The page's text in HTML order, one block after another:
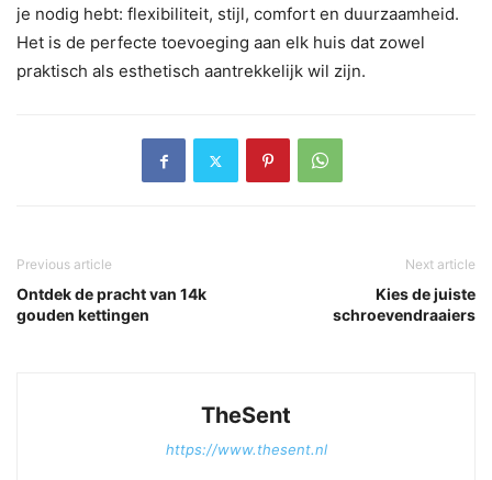
je nodig hebt: flexibiliteit, stijl, comfort en duurzaamheid.
Het is de perfecte toevoeging aan elk huis dat zowel
praktisch als esthetisch aantrekkelijk wil zijn.
Previous article
Ontdek de pracht van 14k
gouden kettingen
Next article
Kies de juiste
schroevendraaiers
TheSent
https://www.thesent.nl